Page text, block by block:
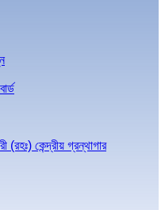
(রহঃ) কেন্দ্রীয় গ্রন্থাগার